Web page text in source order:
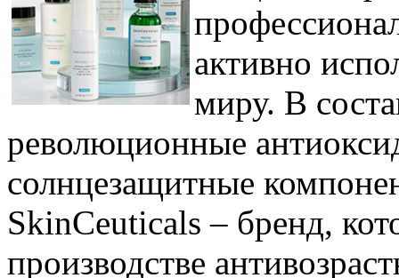
активно
миру. В
революционные
солнцезащитные
SkinCeuticals – бренд,
производстве